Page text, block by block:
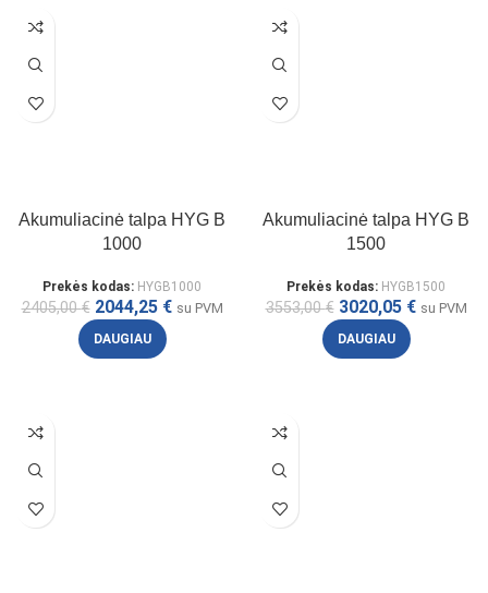
Akumuliacinė talpa HYG B
1000
Prekės kodas: HYGB1000
2405,00€ 2044,25 € su PVM
DAUGIAU
Akumuliacinė talpa HYG B
1500
Prekės kodas: HYGB1500
3553,00€ 3020,05 € su PVM
DAUGIAU